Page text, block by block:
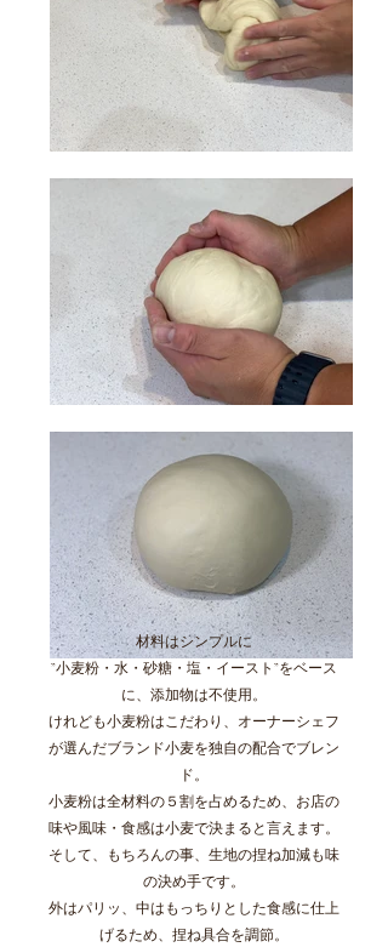
材料はシンプルに
”小麦粉・水・砂糖・塩・イースト”をベース
に、添加物は不使用。
けれども小麦粉はこだわり、オーナーシェフ
が選んだブランド小麦を独自の配合でブレン
ド。
小麦粉は全材料の５割を占めるため、お店の
味や風味・食感は小麦で決まると言えます。
そして、もちろんの事、生地の捏ね加減も味
の決め手です。
外はパリッ、中はもっちりとした食感に仕上
げるため、捏ね具合を調節。